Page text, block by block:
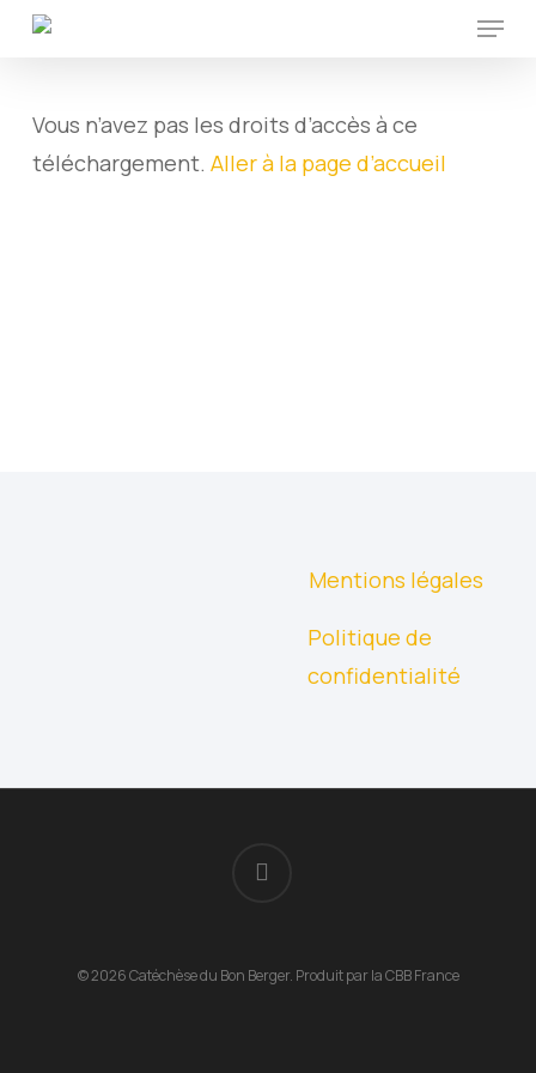
Skip
content
Menu
Vous n’avez pas les droits d’accès à ce
téléchargement. Aller à la page d’accueil
Mentions légales
Politique de
confidentialité
© 2026 Catéchèse du Bon Berger. Produit par la CBB France